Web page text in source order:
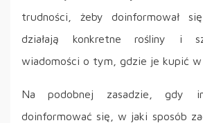
trudności, żeby doinformował
działają konkretne rośliny i
wiadomości o tym, gdzie je kupić w
Na podobnej zasadzie, gdy
doinformować się, w jaki sposób